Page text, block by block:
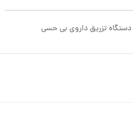
دستگاه تزریق داروی بی حسی